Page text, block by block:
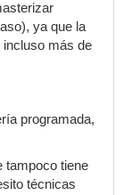
ya que la
más de
programada,
tampoco tiene
técnicas